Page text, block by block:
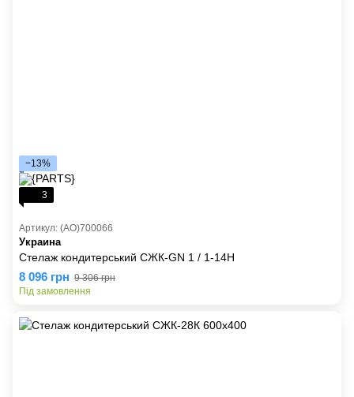
−13%
3
Артикул: (AO)700066
Украина
Стелаж кондитерський СЖК-GN 1 / 1-14Н
8 096 грн 9 306 грн
Під замовлення